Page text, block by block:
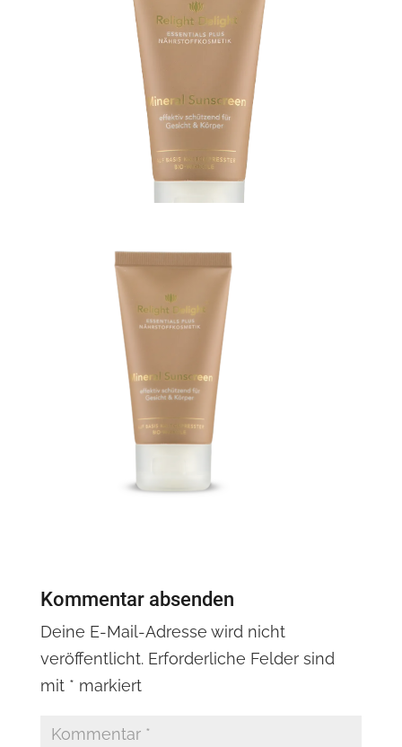
Kommentar absenden
Deine E-Mail-Adresse wird nicht
veröffentlicht. Erforderliche Felder sind
mit * markiert